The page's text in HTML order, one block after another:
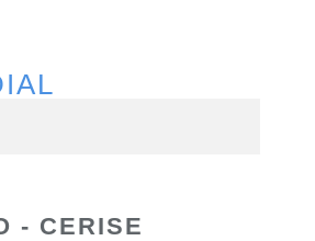
- CERISE